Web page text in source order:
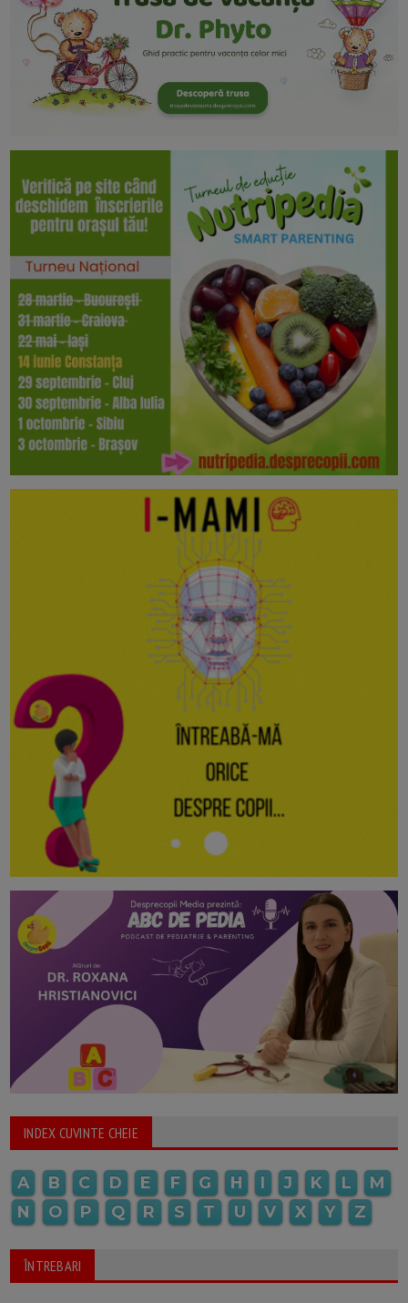
INDEX CUVINTE CHEIE
A B C D E F G H I J K L
M
N
O P Q R S T U V X Y Z
ÎNTREBARI